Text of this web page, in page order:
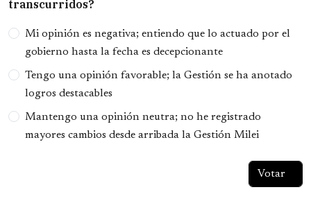
transcurridos?
Opciones
Mi opinión es negativa; entiendo que lo actuado por el
gobierno hasta la fecha es decepcionante
Tengo una opinión favorable; la Gestión se ha anotado
logros destacables
Mantengo una opinión neutra; no he registrado
mayores cambios desde arribada la Gestión Milei